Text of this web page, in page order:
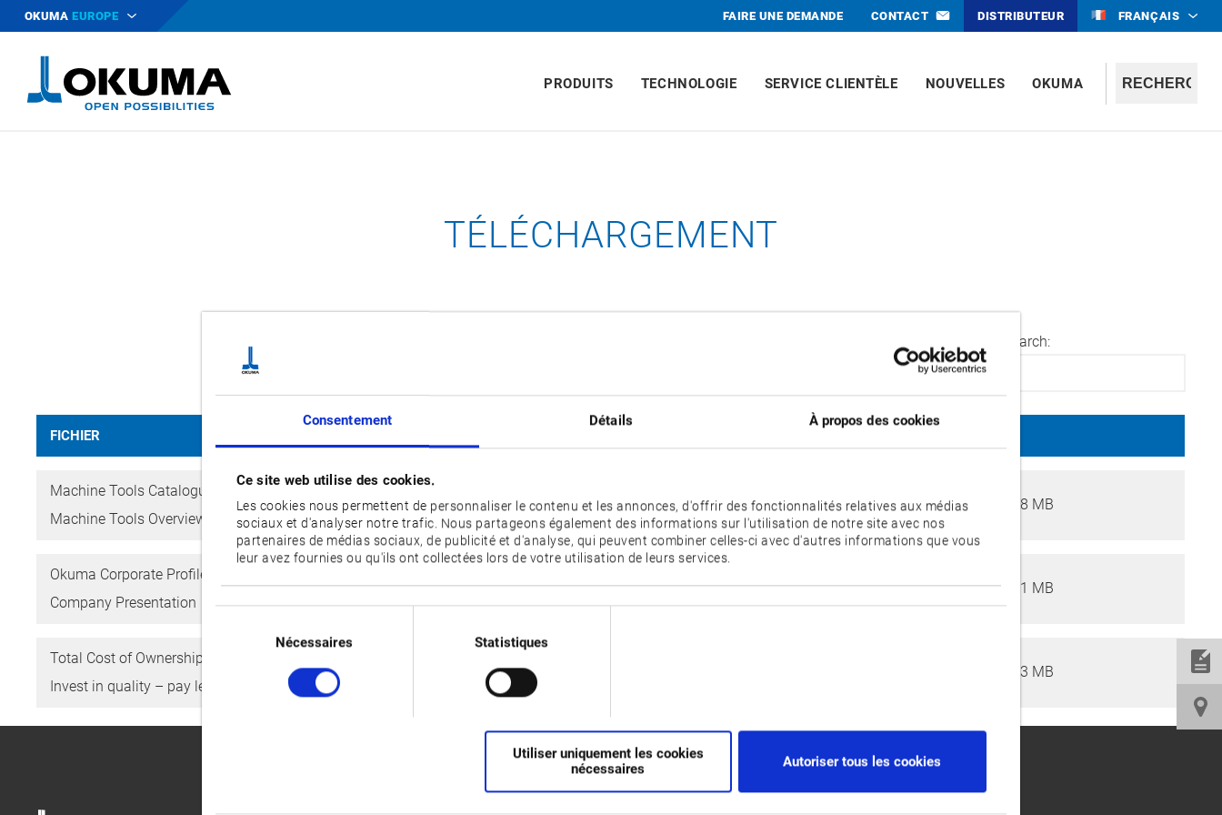
Consentement Détails À propos des cookies
Ce site web utilise des cookies.
Les cookies nous permettent de personnaliser le contenu et les annonces, d'offrir des fonctionnalités relatives aux médias
sociaux et d'analyser notre trafic. Nous partageons également des informations sur l'utilisation de notre site avec nos
partenaires de médias sociaux, de publicité et d'analyse, qui peuvent combiner celles-ci avec d'autres informations que vous
leur avez fournies ou qu'ils ont collectées lors de votre utilisation de leurs services.
Nécessaires Statistiques
Utiliser uniquement les cookies
nécessaires
Autoriser tous les cookies
OKUMA EUROPE FAIRE UNE DEMANDE CONTACT DISTRIBUTEUR FRANÇAIS
PRODUITS TECHNOLOGIE SERVICE CLIENTÈLE NOUVELLES OKUMA
TÉLÉCHARGEMENT
Search:
FICHIER
Machine Tools Catalogue
Machine Tools Overview
DOWNLOAD PDF / 6.38 MB
Okuma Corporate Profile
Company Presentation
DOWNLOAD PDF / 7.11 MB
Total Cost of Ownership Leaflet
Invest in quality – pay less to maintain it!
PDF / 0.13 MB